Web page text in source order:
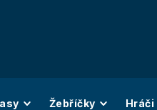
Žebříčky Hráči